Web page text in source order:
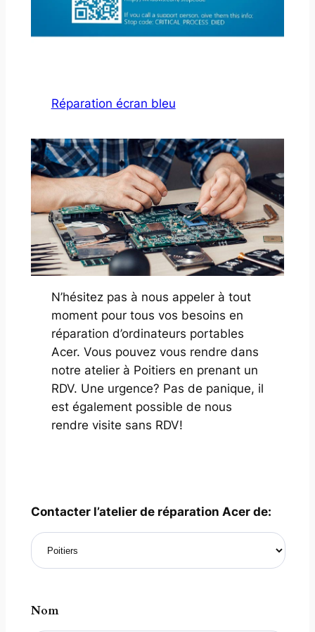
Réparation écran bleu
N’hésitez pas à nous appeler à tout
moment pour tous vos besoins en
réparation d’ordinateurs portables
Acer. Vous pouvez vous rendre dans
notre atelier à Poitiers en prenant un
RDV. Une urgence? Pas de panique, il
est également possible de nous
rendre visite sans RDV!
Contacter l’atelier de réparation Acer de:
Nom